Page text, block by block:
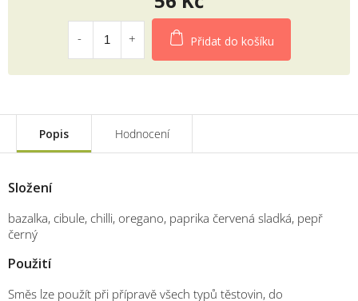
Měrná
cena:
Přidat do košíku
Popis Hodnocení
Složení
bazalka, cibule, chilli, oregano, paprika červená sladká, pepř
černý
Použití
Směs lze použít při přípravě všech typů těstovin, do